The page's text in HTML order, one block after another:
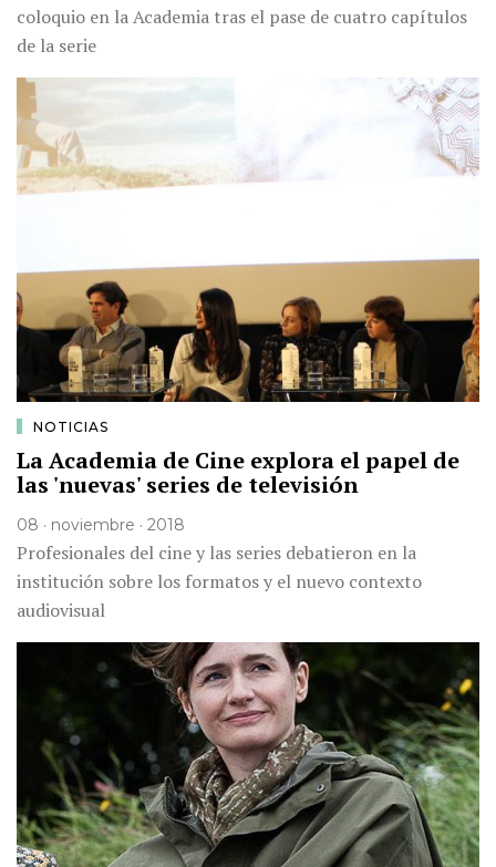
coloquio en la Academia tras el pase de cuatro capítulos
de la serie
NOTICIAS
La Academia de Cine explora el papel de
las 'nuevas' series de televisión
08 · noviembre · 2018
Profesionales del cine y las series debatieron en la
institución sobre los formatos y el nuevo contexto
audiovisual